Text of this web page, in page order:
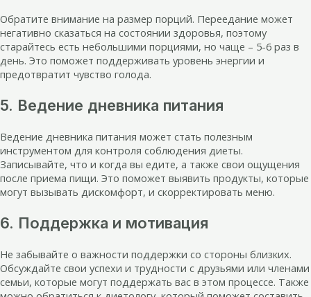
Обратите внимание на размер порций. Переедание может
негативно сказаться на состоянии здоровья, поэтому
старайтесь есть небольшими порциями, но чаще – 5-6 раз в
день. Это поможет поддерживать уровень энергии и
предотвратит чувство голода.
5. Ведение дневника питания
Ведение дневника питания может стать полезным
инструментом для контроля соблюдения диеты.
Записывайте, что и когда вы едите, а также свои ощущения
после приема пищи. Это поможет выявить продукты, которые
могут вызывать дискомфорт, и скорректировать меню.
6. Поддержка и мотивация
Не забывайте о важности поддержки со стороны близких.
Обсуждайте свои успехи и трудности с друзьями или членами
семьи, которые могут поддержать вас в этом процессе. Также